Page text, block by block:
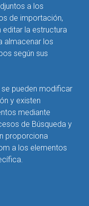
a los
de importación,
editar la estructura
almacenar los
según sus
pueden modificar
y existen
mediante
de Búsqueda y
proporciona
a los elementos